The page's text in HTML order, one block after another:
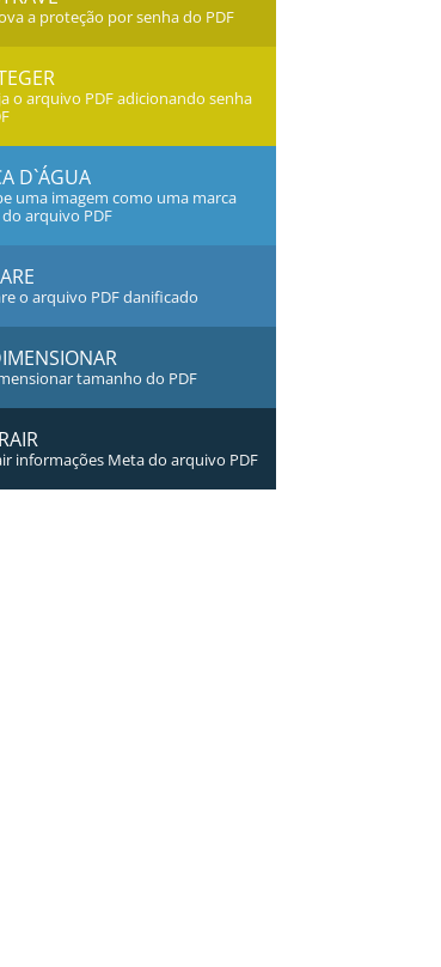
a proteção por senha do PDF
o arquivo PDF adicionando senha
D`ÁGUA
uma imagem como uma marca
arquivo PDF
o arquivo PDF danificado
tamanho do PDF
informações Meta do arquivo PDF